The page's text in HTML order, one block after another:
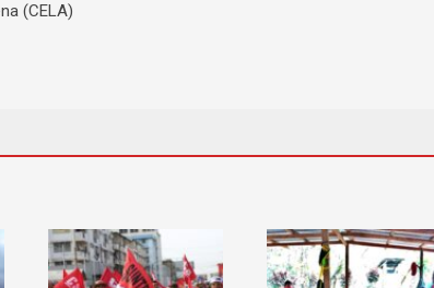
(CELA)